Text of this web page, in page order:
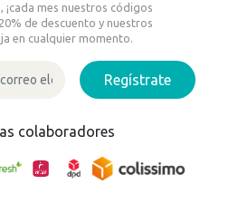
mes nuestros códigos
de descuento y nuestros
en cualquier momento.
Regístrate
colaboradores